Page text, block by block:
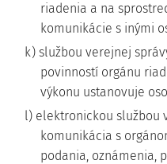
riadenia a na
komunikácie s inými
k) službou verejnej
povinností orgánu
výkonu ustanovuje
l) elektronickou službou
komunikácia s
podania, oznámenia,